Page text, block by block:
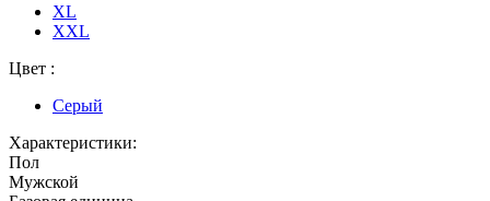
XL
XXL
Цвет :
Серый
Характеристики:
Пол
Мужской